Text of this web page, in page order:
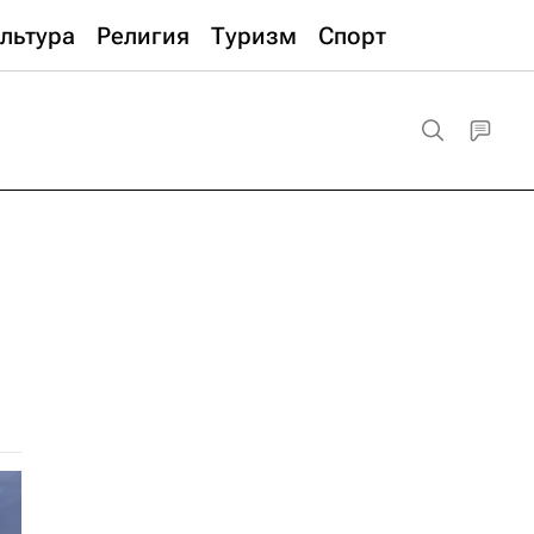
Религия Туризм Спорт